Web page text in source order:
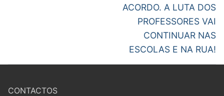
PARTICULAR / IPSS / MISERICÓRDIAS
ACORDO. A LUTA DOS
PROFESSORES VAI
CONTINUAR NAS
ESCOLAS E NA RUA!
CONTACTOS